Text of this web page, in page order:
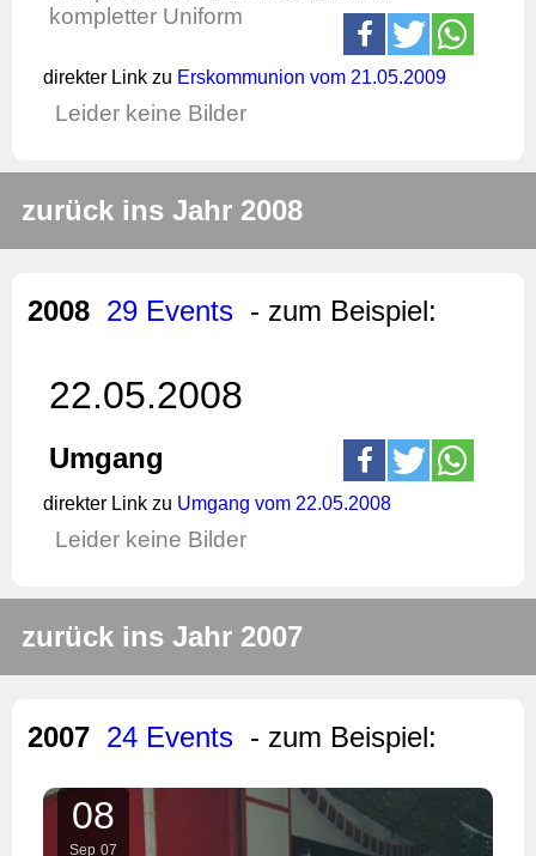
kompletter Uniform
direkter Link zu Erskommunion vom 21.05.2009
Leider keine Bilder
zurück ins Jahr 2008
2008 29 Events - zum Beispiel:
22.05.2008
Umgang
direkter Link zu Umgang vom 22.05.2008
Leider keine Bilder
zurück ins Jahr 2007
2007 24 Events - zum Beispiel:
08
Sep 07